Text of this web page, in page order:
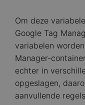
Om deze
Google Tag
variabelen
Manager-
echter in
opgeslagen,
aanvullende